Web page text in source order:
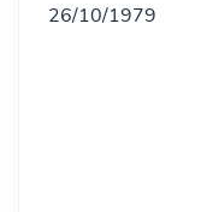
26/10/1979